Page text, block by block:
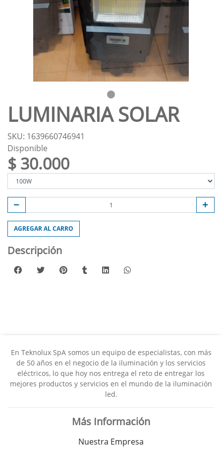
LUMINARIA SOLAR
SKU: 1639660746941
Disponible
$ 30.000
AGREGAR AL CARRO
Descripción
En Teknolux SpA somos un equipo de especialistas, con más
de 50 años en el negocio de la iluminación y los servicios
eléctricos, lo que hoy nos entrega el reto de entregar los
mejores productos y servicios en el mundo de la iluminación
led.
Más Información
Nuestra Empresa